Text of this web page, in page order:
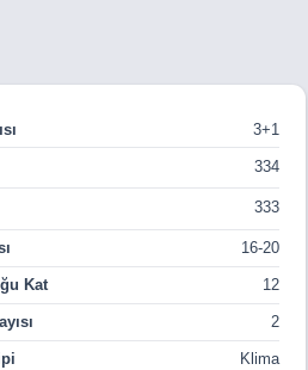
3+1
334
333
16-20
Kat 12
2
Klima